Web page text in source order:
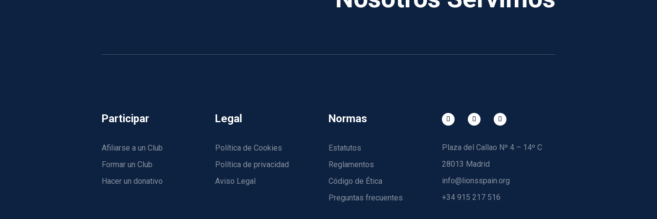
Participar
Afiliarse a un Club
Formar un Club
Hacer un donativo
Legal
Política de Cookies
Política de privacidad
Aviso Legal
Normas
Estatutos
Reglamentos
Código de Ética
Preguntas frecuentes
Plaza del Callao Nº 4 – 14º C
28013 Madrid
info@lionsspain.org
+34 915 217 516